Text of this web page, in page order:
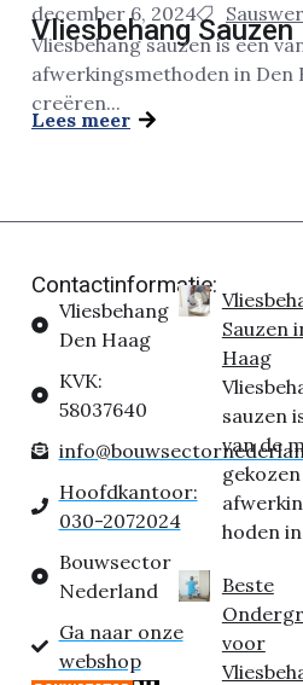
december 6, 2024
Vliesbehang Sauzen
Vliesbehang sauzen is een
afwerkingsmethoden in Den
creëren...
Lees meer
Contactinformatie:
Vliesbehang
Den Haag
KVK:
58037640
Hoofdkantoor:
030-2072024
Bouwsector
Nederland
Ga naar onze
webshop
Sauzen
Haag
sauzen
van de
gekozen
hoden
Beste
voor